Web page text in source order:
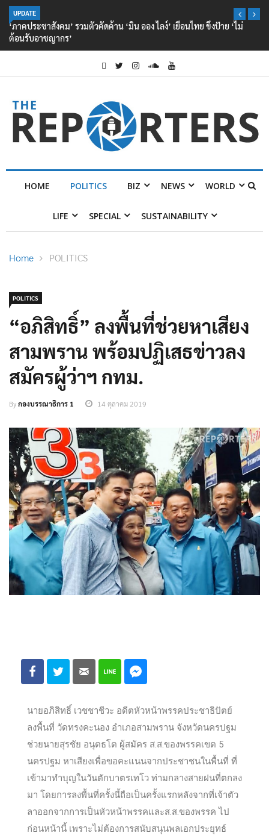
UPDATE
‘ภาคประชาสังคม’ รวมตัวคัดค้าน ‘มิน ออง ไลง์’ เยือนไทย ขึงป้าย ‘ไม่
ต้อนรับอาชญากร’
HOME POLITICS BIZ NEWS WORLD
LIFE SPECIAL SUSTAINABILITY
Home POLITICS
POLITICS
“อภิสิทธิ์” ลงพื้นที่ช่วยหาเสียง
สามพราน พร้อมปฏิเสธข่าวลง
สมัครผู้ว่าฯ กทม.
Byกองบรรณาธิการ 1 14 ตุลาคม 2019
นายอภิสิทธิ์ เวชชาชีวะ อดีตหัวหน้าพรรคประชาธิปัตย์
ลงพื้นที่ วัดทรงคะนอง อำเภอสามพราน จังหวัดนครปฐม
ช่วยนายสุรชัย อนุตธโต ผู้สมัคร ส.ส.ของพรรคเขต 5
นครปฐม หาเสียงเพื่อขอคะแนนจากประชาชนในพื้นที่ ที่
เข้ามาทำบุญในวันตักบาตรเทโว ท่ามกลางสายฝนที่ตกลง
มา โดยการลงพื้นที่ครั้งนี้ถือเป็นครั้งแรกหลังจากที่เจ้าตัว
ลาออกจากการเป็นหัวหน้าพรรคและส.ส.ของพรรค ไป
ก่อนหน้านี้ เพราะไม่ต้องการสนับสนุนพลเอกประยุทธ์